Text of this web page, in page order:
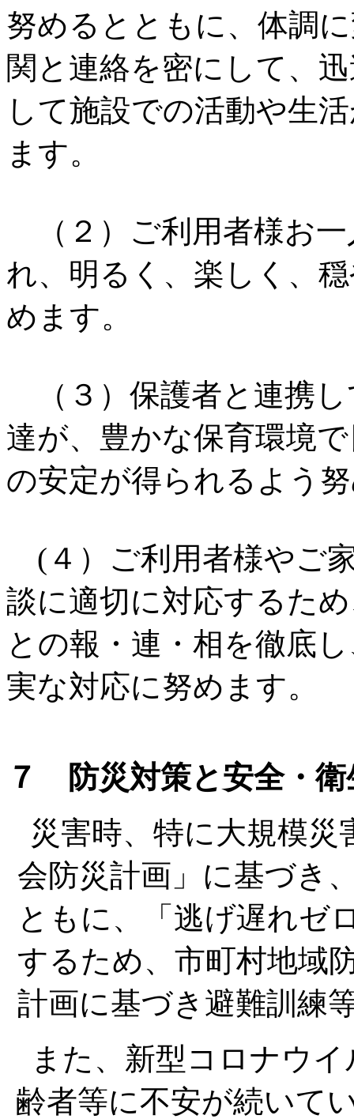
努めるとともに、体調
関と連絡を密にして、
して施設での活動や生
ます。
（２）ご利用者様お一
れ、明るく、楽しく、
めます。
（３）保護者と連携
達が、豊かな保育環境
の安定が得られるよう
(４）ご利用者様やご
談に適切に対応するた
との報・連・相を徹底
実な対応に努めます。
７ 防災対策と安全・衛
災害時、特に大規模
会防災計画」に基づき
ともに、「逃げ遅れゼ
するため、市町村地域
計画に基づき避難訓練
また、新型コロナウ
齢者等に不安が続いて